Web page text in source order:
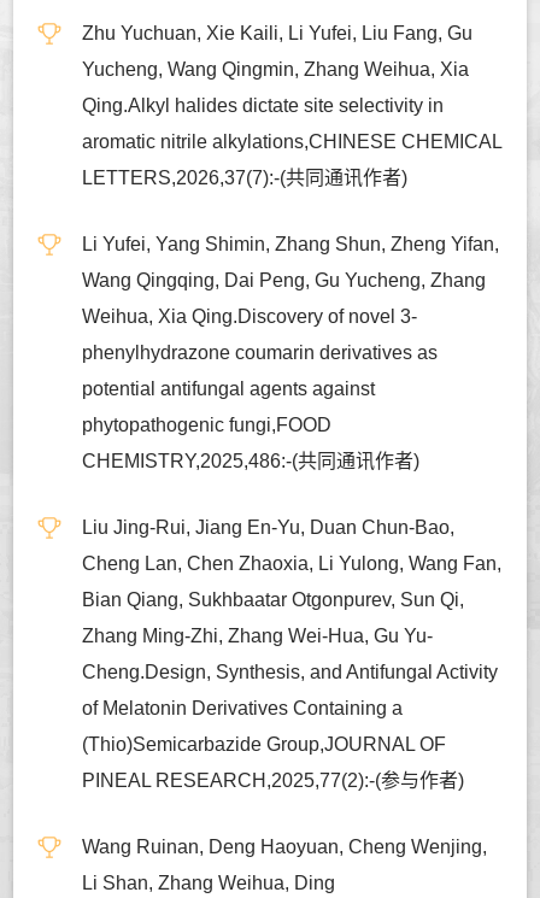
Zhu Yuchuan, Xie Kaili, Li Yufei, Liu Fang, Gu
Yucheng, Wang Qingmin, Zhang Weihua, Xia
Qing.Alkyl halides dictate site selectivity in
aromatic nitrile alkylations,CHINESE CHEMICAL
LETTERS,2026,37(7):-(共同通讯作者)
Li Yufei, Yang Shimin, Zhang Shun, Zheng Yifan,
Wang Qingqing, Dai Peng, Gu Yucheng, Zhang
Weihua, Xia Qing.Discovery of novel 3-
phenylhydrazone coumarin derivatives as
potential antifungal agents against
phytopathogenic fungi,FOOD
CHEMISTRY,2025,486:-(共同通讯作者)
Liu Jing-Rui, Jiang En-Yu, Duan Chun-Bao,
Cheng Lan, Chen Zhaoxia, Li Yulong, Wang Fan,
Bian Qiang, Sukhbaatar Otgonpurev, Sun Qi,
Zhang Ming-Zhi, Zhang Wei-Hua, Gu Yu-
Cheng.Design, Synthesis, and Antifungal Activity
of Melatonin Derivatives Containing a
(Thio)Semicarbazide Group,JOURNAL OF
PINEAL RESEARCH,2025,77(2):-(参与作者)
Wang Ruinan, Deng Haoyuan, Cheng Wenjing,
Li Shan, Zhang Weihua, Ding